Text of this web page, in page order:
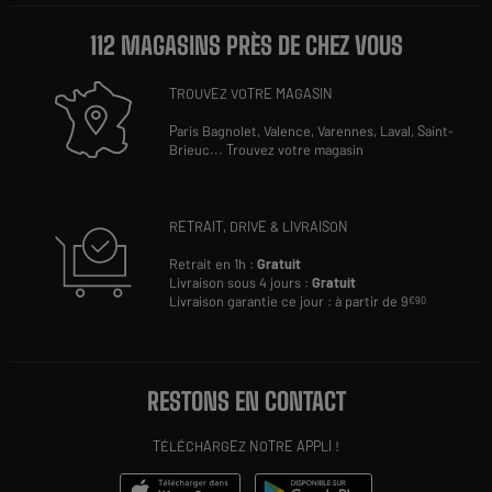
112 MAGASINS PRÈS DE CHEZ VOUS
TROUVEZ VOTRE MAGASIN
Paris Bagnolet,Valence,Varennes, Laval,Saint-
Brieuc...Trouvez votre magasin
RETRAIT, DRIVE & LIVRAISON
Retrait en 1h :Gratuit
Livraison sous 4 jours :Gratuit
Livraison garantie ce jour : à partir de 9€90
RESTONS EN CONTACT
TÉLÉCHARGEZ NOTRE APPLI !